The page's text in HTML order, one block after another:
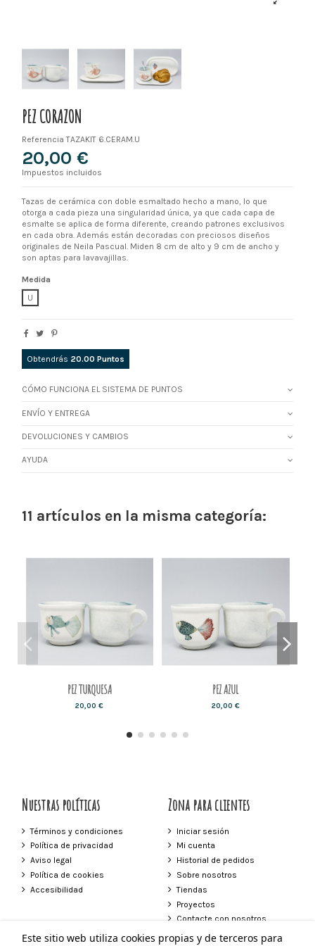
PEZ CORAZON
Referencia TAZAKIT 6.CERAM.U
20,00 €
Impuestos incluidos
Tazas de cerámica con doble esmaltado hecho a mano, lo que
otorga a cada pieza una singularidad única, ya que cada capa de
esmalte se aplica de forma diferente, creando patrones exclusivos
en cada obra. Además están decoradas con preciosos diseños
originales de Neila Pascual. Miden 8 cm de alto y 9 cm de ancho y
son aptas para lavavajillas.
Medida
U
Obtendrás 20.00 Puntos
CÓMO FUNCIONA EL SISTEMA DE PUNTOS
ENVÍO Y ENTREGA
DEVOLUCIONES Y CAMBIOS
AYUDA
11 artículos en la misma categoría:
PEZ TURQUESA
20,00 €
PEZ AZUL
20,00 €
Nuestras políticas
Términos y condiciones
Política de privacidad
Aviso legal
Política de cookies
Accesibilidad
Zona para clientes
Iniciar sesión
Mi cuenta
Historial de pedidos
Sobre nosotros
Tiendas
Proyectos
Contacte con nosotros
Contacto
Este sitio web utiliza cookies propias y de terceros para